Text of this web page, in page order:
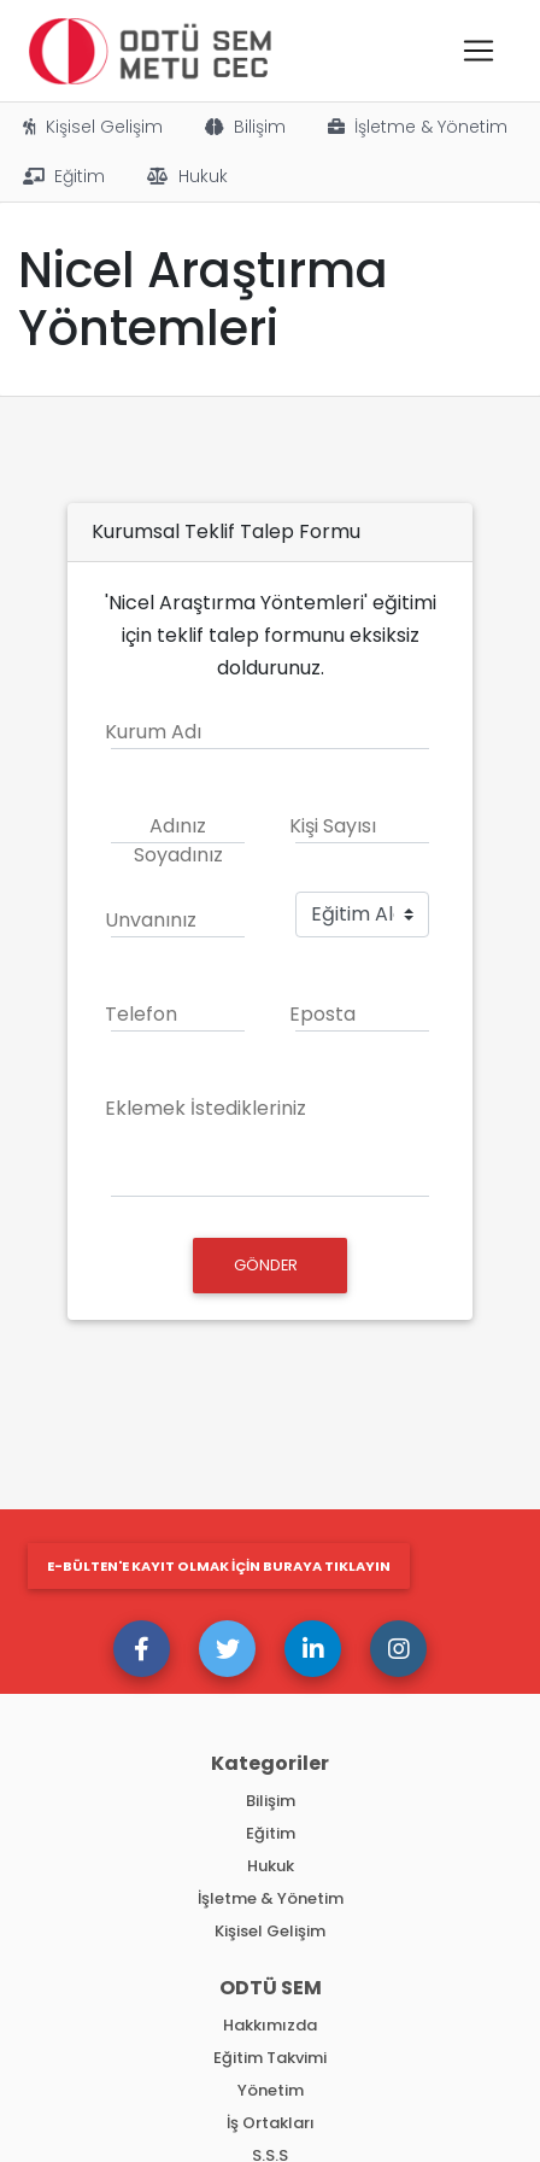
Kişisel Gelişim Bilişim İşletme & Yönetim
Eğitim Hukuk
Nicel Araştırma
Yöntemleri
Kurumsal Teklif Talep Formu
'Nicel Araştırma Yöntemleri' eğitimi
için teklif talep formunu eksiksiz
doldurunuz.
Kurum Adı
Adınız
Soyadınız
Kişi Sayısı
Unvanınız
Telefon Eposta
Eklemek İstedikleriniz
GÖNDER
E-BÜLTEN'E KAYIT OLMAK IÇIN BURAYA TIKLAYIN
Kategoriler
Bilişim
Eğitim
Hukuk
İşletme & Yönetim
Kişisel Gelişim
ODTÜ SEM
Hakkımızda
Eğitim Takvimi
Yönetim
İş Ortakları
S.S.S